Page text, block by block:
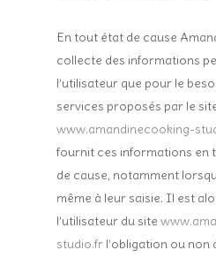
En tout état de cause
collecte des informations
l’utilisateur que pour le
services proposés par le
www.amandinecooking-
fournit ces informations en
de cause, notamment
même à leur saisie. Il est
l’utilisateur du site
studio.fr l’obligation ou non